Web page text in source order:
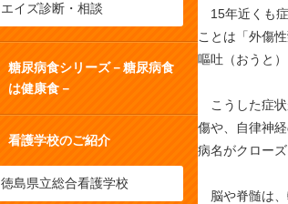
15年近くも症
ことは「外傷
嘔吐（おうと
こうした症状
傷や、自律神
病名がクロー
脳や脊髄は、
エイズ診断・相談
糖尿病食シリーズ－糖尿病食
は健康食－
看護学校のご紹介
徳島県立総合看護学校